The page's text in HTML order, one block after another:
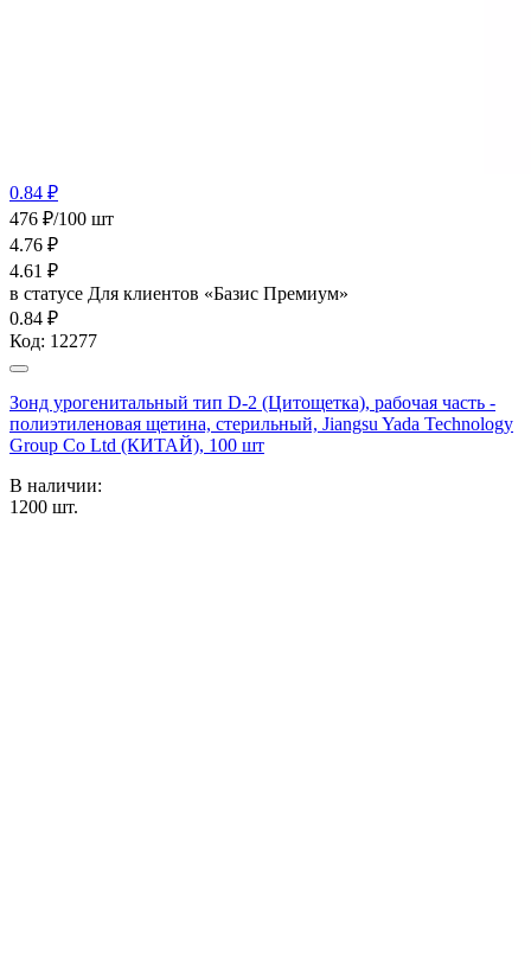
0.84 ₽
476 ₽/100 шт
4.76 ₽
4.61 ₽
в статусе Для клиентов «Базис Премиум»
0.84 ₽
Код: 12277
Зонд урогенитальный тип D-2 (Цитощетка), рабочая часть -
полиэтиленовая щетина, стерильный, Jiangsu Yada Technology
Group Co Ltd (КИТАЙ), 100 шт
В наличии:
1200 шт.